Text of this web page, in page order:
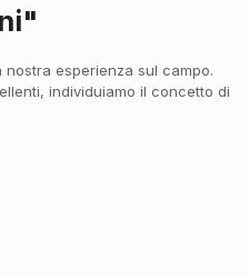
esperienza sul campo.
individuiamo il concetto di